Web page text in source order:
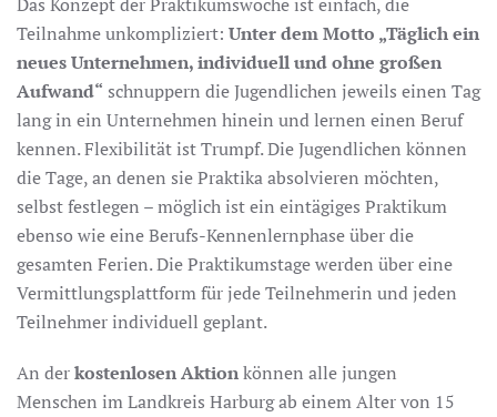
Teilnahme unkompliziert: Unter dem Motto „Täglich ein
neues Unternehmen, individuell und ohne großen
Aufwand“ schnuppern die Jugendlichen jeweils einen Tag
lang in ein Unternehmen hinein und lernen einen Beruf
kennen. Flexibilität ist Trumpf. Die Jugendlichen können
die Tage, an denen sie Praktika absolvieren möchten,
selbst festlegen – möglich ist ein eintägiges Praktikum
ebenso wie eine Berufs-Kennenlernphase über die
gesamten Ferien. Die Praktikumstage werden über eine
Vermittlungsplattform für jede Teilnehmerin und jeden
Teilnehmer individuell geplant.
An derkostenlosen Aktionkönnen alle jungen
Menschen im Landkreis Harburg ab einem Alter von 15